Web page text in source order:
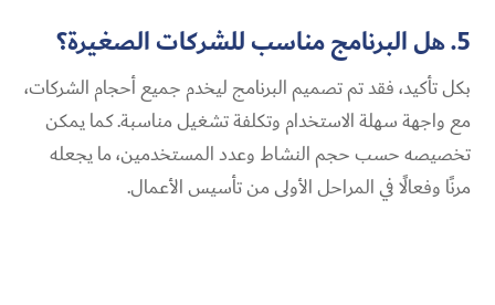
5. هل البرنامج مناسب للشركات الصغيرة؟
بكل تأكيد، فقد تم تصميم البرنامج ليخدم جميع أحجام الشركات،
مع واجهة سهلة الاستخدام وتكلفة تشغيل مناسبة. كما يمكن
تخصيصه حسب حجم النشاط وعدد المستخدمين، ما يجعله
مرنًا وفعالًا في المراحل الأولى من تأسيس الأعمال.